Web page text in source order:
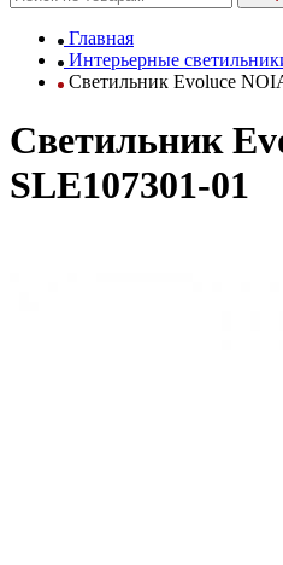
Главная
Интерьерные
Светильник Evoluce
Светильник
SLE107301-01